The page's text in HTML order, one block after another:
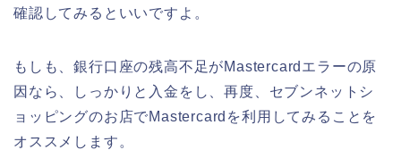
確認してみるといいですよ。
もしも、銀行口座の残高不足がMastercardエラーの原
因なら、しっかりと入金をし、再度、セブンネットシ
ョッピングのお店でMastercardを利用してみることを
オススメします。